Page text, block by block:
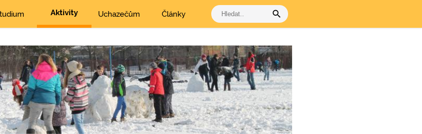
Aktivity Uchazečům Články search